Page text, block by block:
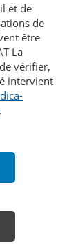
et de
de
être
La
vérifier,
intervient
.